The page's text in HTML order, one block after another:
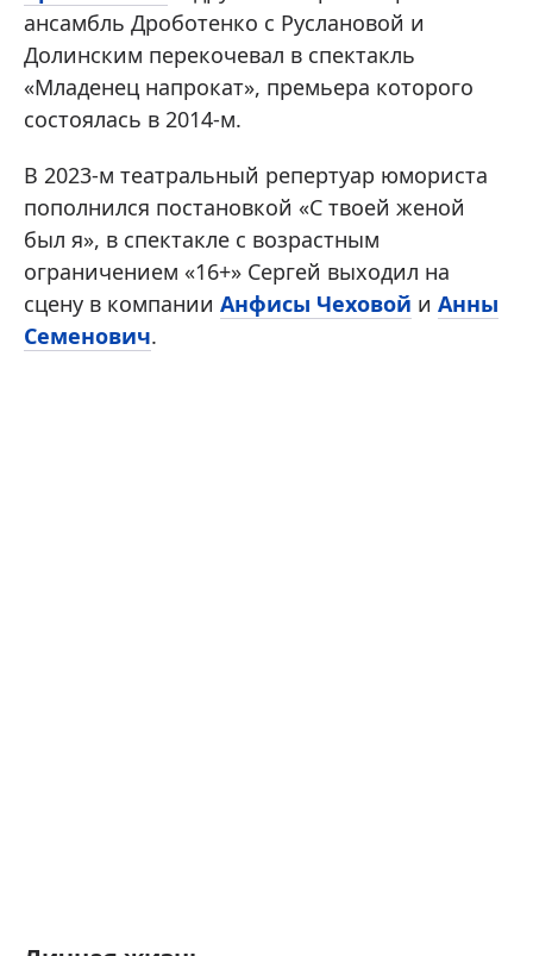
ансамбль Дроботенко с Руслановой и
Долинским перекочевал в спектакль
«Младенец напрокат», премьера которого
состоялась в 2014-м.
В 2023-м театральный репертуар юмориста
пополнился постановкой «С твоей женой
был я», в спектакле с возрастным
ограничением «16+» Сергей выходил на
сцену в компании Анфисы Чеховой и Анны
Семенович.